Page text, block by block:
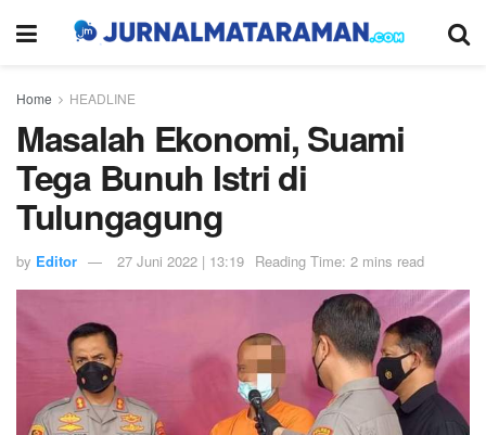
Home HEADLINE
Masalah Ekonomi, Suami
Tega Bunuh Istri di
Tulungagung
by Editor 27 Juni 2022 | 13:19 Reading Time: 2 mins read